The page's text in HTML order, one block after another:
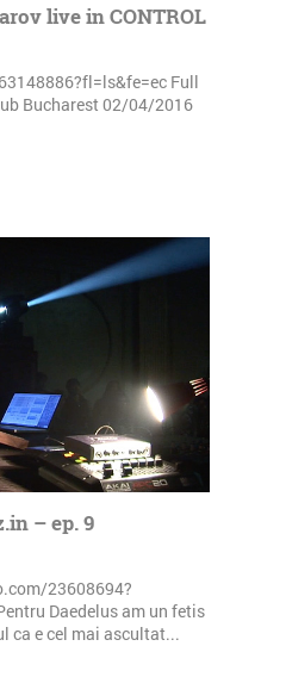
live in CONTROL
Full
Bucharest 02/04/2016
– ep. 9
23608694?
Daedelus am un fetis
ca e cel mai ascultat...